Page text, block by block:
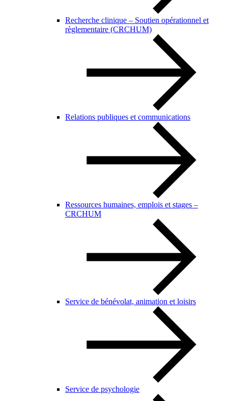
Recherche clinique – Soutien opérationnel et
règlementaire (CRCHUM)
Relations publiques et communications
Ressources humaines, emplois et stages –
CRCHUM
Service de bénévolat, animation et loisirs
Service de psychologie